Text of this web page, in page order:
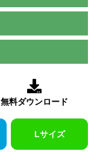

無料ダウンロード
Lサイズ